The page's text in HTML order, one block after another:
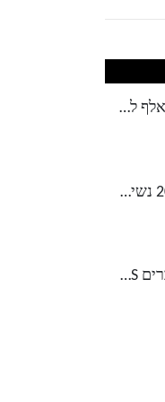
חולצה ארוכה חלקה לגברים ראלף לורן Ralph Lauren
Aachoae שמלות ארוכות 2020 נשים זברה הדפסת חוף בוהמי מקסי שמלה מקרית שרוול ארוך V צוואר ראפלס המפלגה שמלת Vestidos
מעיל אדידס מבריק לנשים וגברים ADIDAS